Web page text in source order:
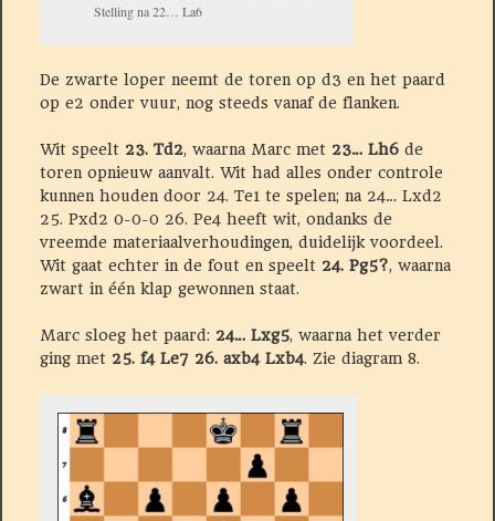
Stelling na 22… La6
De zwarte loper neemt de toren op d3 en het paard
op e2 onder vuur, nog steeds vanaf de flanken.
Wit speelt 23. Td2, waarna Marc met 23… Lh6de
toren opnieuw aanvalt. Wit had alles onder controle
kunnen houden door 24. Te1 te spelen; na 24… Lxd2
25. Pxd2 0-0-0 26. Pe4 heeft wit, ondanks de
vreemde materiaalverhoudingen, duidelijk voordeel.
Wit gaat echter in de fout en speelt 24. Pg5?, waarna
zwart in één klap gewonnen staat.
Marc sloeg het paard: 24… Lxg5, waarna het verder
ging met 25. f4 Le7 26. axb4 Lxb4. Zie diagram 8.